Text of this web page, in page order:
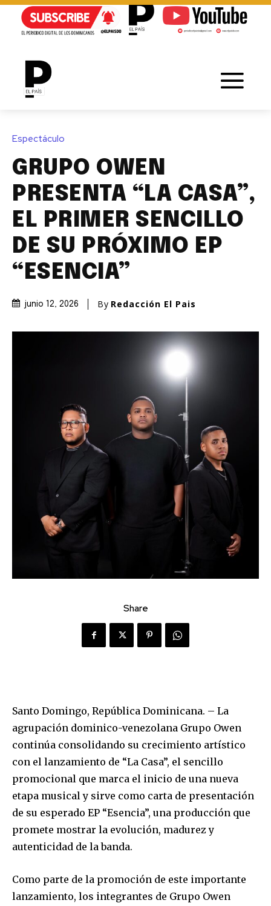
Espectáculo
GRUPO OWEN
PRESENTA “LA CASA”,
EL PRIMER SENCILLO
DE SU PRÓXIMO EP
“ESENCIA”
junio 12, 2026 By Redacción El Pais
Share
Santo Domingo, República Dominicana. – La
agrupación dominico-venezolana Grupo Owen
continúa consolidando su crecimiento artístico
con el lanzamiento de “La Casa”, el sencillo
promocional que marca el inicio de una nueva
etapa musical y sirve como carta de presentación
de su esperado EP “Esencia”, una producción que
promete mostrar la evolución, madurez y
autenticidad de la banda.
Como parte de la promoción de este importante
lanzamiento, los integrantes de Grupo Owen